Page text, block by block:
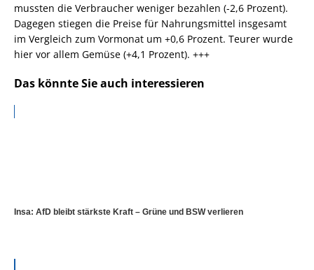
mussten die Verbraucher weniger bezahlen (-2,6 Prozent).
Dagegen stiegen die Preise für Nahrungsmittel insgesamt
im Vergleich zum Vormonat um +0,6 Prozent. Teurer wurde
hier vor allem Gemüse (+4,1 Prozent). +++
Das könnte Sie auch interessieren
Insa: AfD bleibt stärkste Kraft – Grüne und BSW verlieren